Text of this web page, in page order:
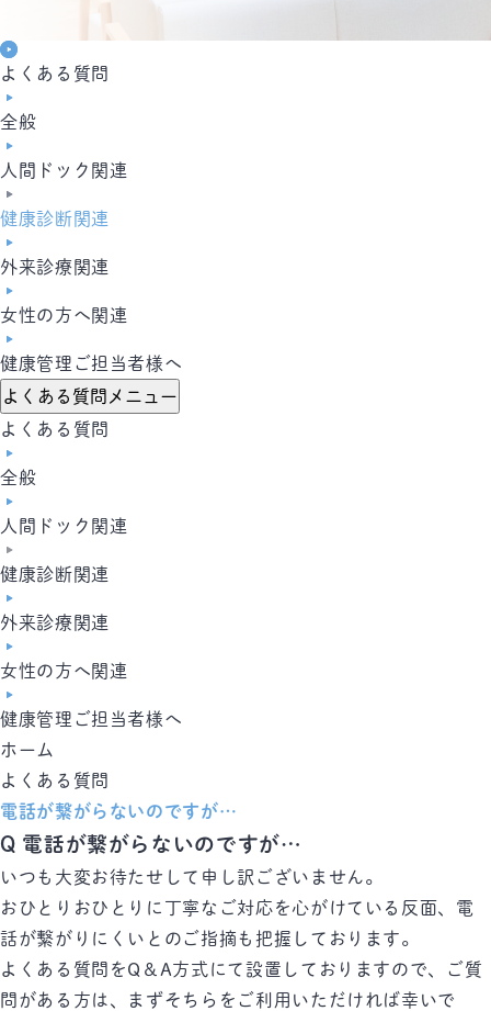
よくある質問
全般
人間ドック関連
健康診断関連
外来診療関連
女性の方へ関連
健康管理ご担当者様へ
よくある質問メニュー
よくある質問
全般
人間ドック関連
健康診断関連
外来診療関連
女性の方へ関連
健康管理ご担当者様へ
ホーム
よくある質問
電話が繋がらないのですが…
Q 電話が繋がらないのですが…
いつも大変お待たせして申し訳ございません。
おひとりおひとりに丁寧なご対応を心がけている反面、電
話が繋がりにくいとのご指摘も把握しております。
よくある質問をQ＆A方式にて設置しておりますので、ご質
問がある方は、まずそちらをご利用いただければ幸いで